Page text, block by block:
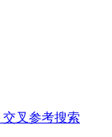
交叉参考搜索